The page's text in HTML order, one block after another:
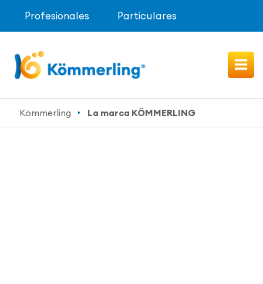
Profesionales Particulares
Kömmerling La marca KÖMMERLING